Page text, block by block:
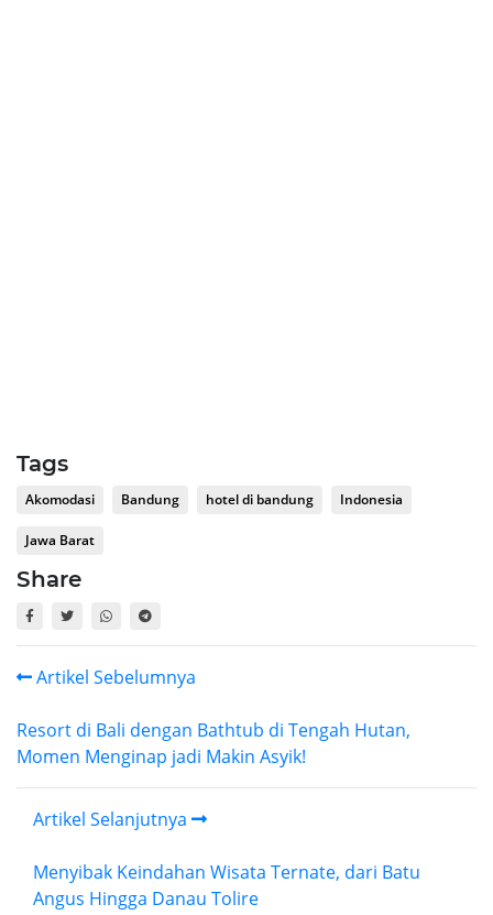
Tags
Akomodasi Bandung hotel di bandung Indonesia
Jawa Barat
Share
Artikel Sebelumnya
Resort di Bali dengan Bathtub di Tengah Hutan,
Momen Menginap jadi Makin Asyik!
Artikel Selanjutnya
Menyibak Keindahan Wisata Ternate, dari Batu
Angus Hingga Danau Tolire